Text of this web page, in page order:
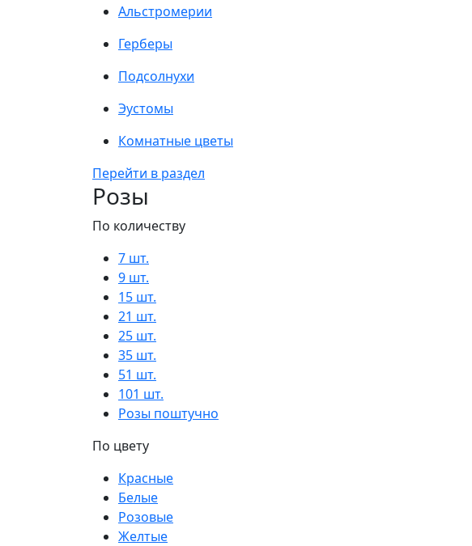
Альстромерии
Герберы
Подсолнухи
Эустомы
Комнатные цветы
Перейти в раздел
Розы
По количеству
7 шт.
9 шт.
15 шт.
21 шт.
25 шт.
35 шт.
51 шт.
101 шт.
Розы поштучно
По цвету
Красные
Белые
Розовые
Желтые